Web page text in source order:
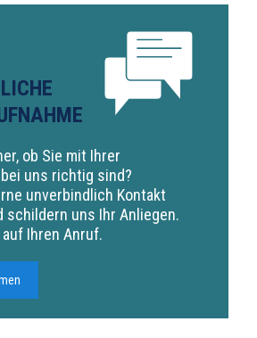
ob Sie mit Ihrer
uns richtig sind?
unverbindlich Kontakt
schildern uns Ihr Anliegen.
Ihren Anruf.